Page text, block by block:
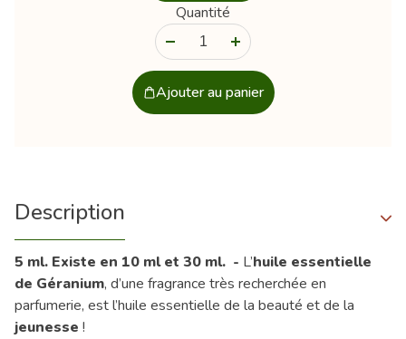
Quantité
Ajouter au panier
Description
5 ml. Existe en 10 ml et 30 ml. - L’huile essentielle
de Géranium, d’une fragrance très recherchée en
parfumerie, est l’huile essentielle de la beauté et de la
jeunesse !